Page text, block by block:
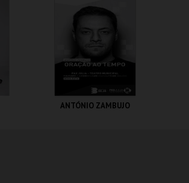
ANTÓNIO ZAMBUJO